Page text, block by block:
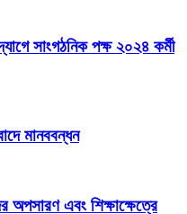
সাংগঠনিক পক্ষ ২০২৪ কর্মী
মানববন্ধন
এবং শিক্ষাক্ষেত্রে